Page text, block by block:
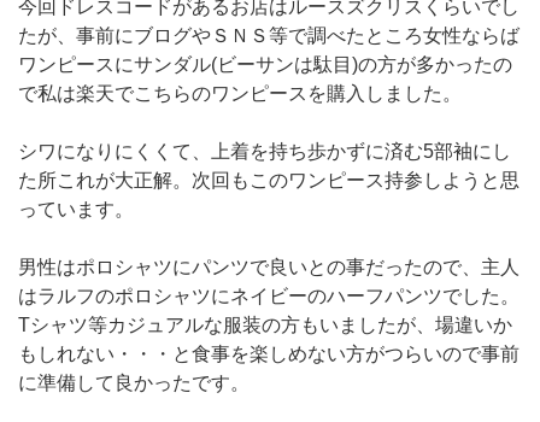
今回ドレスコードがあるお店はルースズクリスくらいでし
たが、事前にブログやＳＮＳ等で調べたところ女性ならば
ワンピースにサンダル(ビーサンは駄目)の方が多かったの
で私は楽天でこちらのワンピースを購入しました。
シワになりにくくて、上着を持ち歩かずに済む5部袖にし
た所これが大正解。次回もこのワンピース持参しようと思
っています。
男性はポロシャツにパンツで良いとの事だったので、主人
はラルフのポロシャツにネイビーのハーフパンツでした。
Tシャツ等カジュアルな服装の方もいましたが、場違いか
もしれない・・・と食事を楽しめない方がつらいので事前
に準備して良かったです。